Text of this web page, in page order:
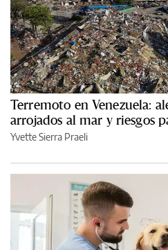
Terremoto en Venezuela:
arrojados al mar y riesgos
Yvette Sierra Praeli